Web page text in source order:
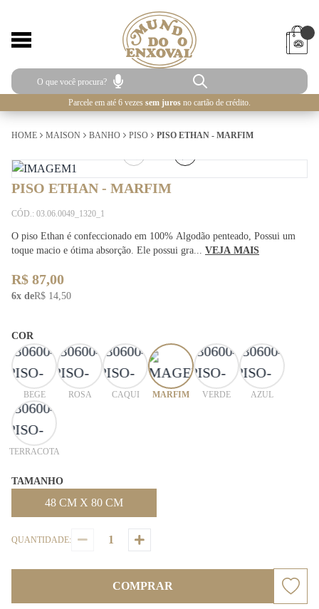
Parcele em até 6 vezes sem juros no cartão de crédito.
HOME MAISON BANHO PISO PISO ETHAN - MARFIM
PISO ETHAN - MARFIM
CÓD.: 03.06.0049_1320_1
O piso Ethan é confeccionado em 100% Algodão penteado, Possui um
toque macio e ótima absorção. Ele possui gra... VEJA MAIS
R$ 87,00
6x deR$ 14,50
COR
BEGE ROSA CAQUI MARFIM VERDE AZUL
TERRACOTA
TAMANHO
48 CM X 80 CM
QUANTIDADE:
COMPRAR